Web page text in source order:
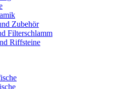
Zubehör
Filterschlamm
Riffsteine